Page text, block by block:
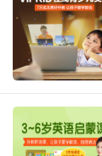
正是因为这种
最快捷的方
语表达，也
是打开口语表
少儿英语学习
最实用哟。